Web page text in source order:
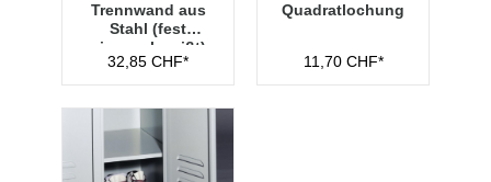
Trennwand aus
Stahl (fest
eingeschweißt)
32,85 CHF*
Quadratlochung
11,70 CHF*